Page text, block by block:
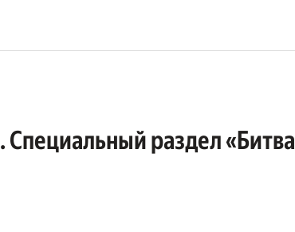
Специальный раздел «Битва